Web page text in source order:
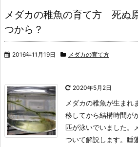
メダカの稚魚の育て方 死ぬ
つから？
2016年11月19日 メダカの育て方
2020年5月2日
メダカの稚魚が生まれ
移してから結構時間が
匹が泳いでいました。
ついて解説します。睡